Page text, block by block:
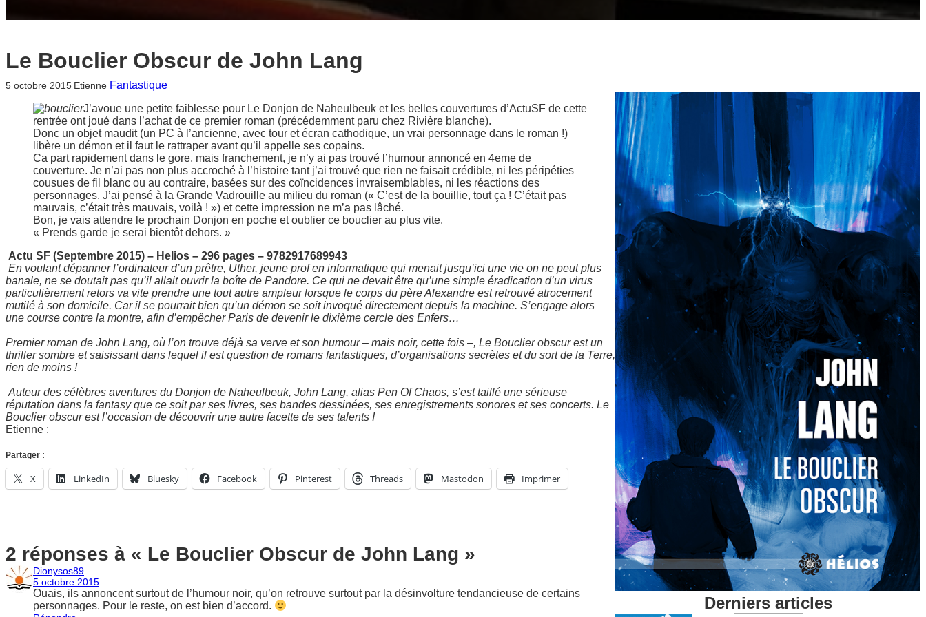
Le Bouclier Obscur de John Lang
5 octobre 2015 Etienne Fantastique
J’avoue une petite faiblesse pour Le Donjon de Naheulbeuk et les belles couvertures d’ActuSF de cette
rentrée ont joué dans l’achat de ce premier roman (précédemment paru chez Rivière blanche).
Donc un objet maudit (un PC à l’ancienne, avec tour et écran cathodique, un vrai personnage dans le roman !)
libère un démon et il faut le rattraper avant qu’il appelle ses copains.
Ca part rapidement dans le gore, mais franchement, je n’y ai pas trouvé l’humour annoncé en 4eme de
couverture. Je n’ai pas non plus accroché à l’histoire tant j’ai trouvé que rien ne faisait crédible, ni les péripéties
cousues de fil blanc ou au contraire, basées sur des coïncidences invraisemblables, ni les réactions des
personnages. J’ai pensé à la Grande Vadrouille au milieu du roman (« C’est de la bouillie, tout ça ! C’était pas
mauvais, c’était très mauvais, voilà ! ») et cette impression ne m’a pas lâché.
Bon, je vais attendre le prochain Donjon en poche et oublier ce bouclier au plus vite.
« Prends garde je serai bientôt dehors. »
Actu SF (Septembre 2015) – Helios – 296 pages – 9782917689943
En voulant dépanner l’ordinateur d’un prêtre, Uther, jeune prof en informatique qui menait jusqu’ici une vie on ne peut plus
banale, ne se doutait pas qu’il allait ouvrir la boîte de Pandore. Ce qui ne devait être qu’une simple éradication d’un virus
particulièrement retors va vite prendre une tout autre ampleur lorsque le corps du père Alexandre est retrouvé atrocement
mutilé à son domicile. Car il se pourrait bien qu’un démon se soit invoqué directement depuis la machine. S’engage alors
une course contre la montre, afin d’empêcher Paris de devenir le dixième cercle des Enfers…
Premier roman de John Lang, où l’on trouve déjà sa verve et son humour – mais noir, cette fois –, Le Bouclier obscur est un
thriller sombre et saisissant dans lequel il est question de romans fantastiques, d’organisations secrètes et du sort de la Terre,
rien de moins !
Auteur des célèbres aventures du Donjon de Naheulbeuk, John Lang, alias Pen Of Chaos, s’est taillé une sérieuse
réputation dans la fantasy que ce soit par ses livres, ses bandes dessinées, ses enregistrements sonores et ses concerts. Le
Bouclier obscur est l’occasion de découvrir une autre facette de ses talents !
Etienne :
Partager :
X LinkedIn Bluesky Facebook Pinterest Threads Mastodon Imprimer
2 réponses à « Le Bouclier Obscur de John Lang »
Dionysos89
5 octobre 2015
Ouais, ils annoncent surtout de l’humour noir, qu’on retrouve surtout par la désinvolture tendancieuse de certains
personnages. Pour le reste, on est bien d’accord.
Derniers articles